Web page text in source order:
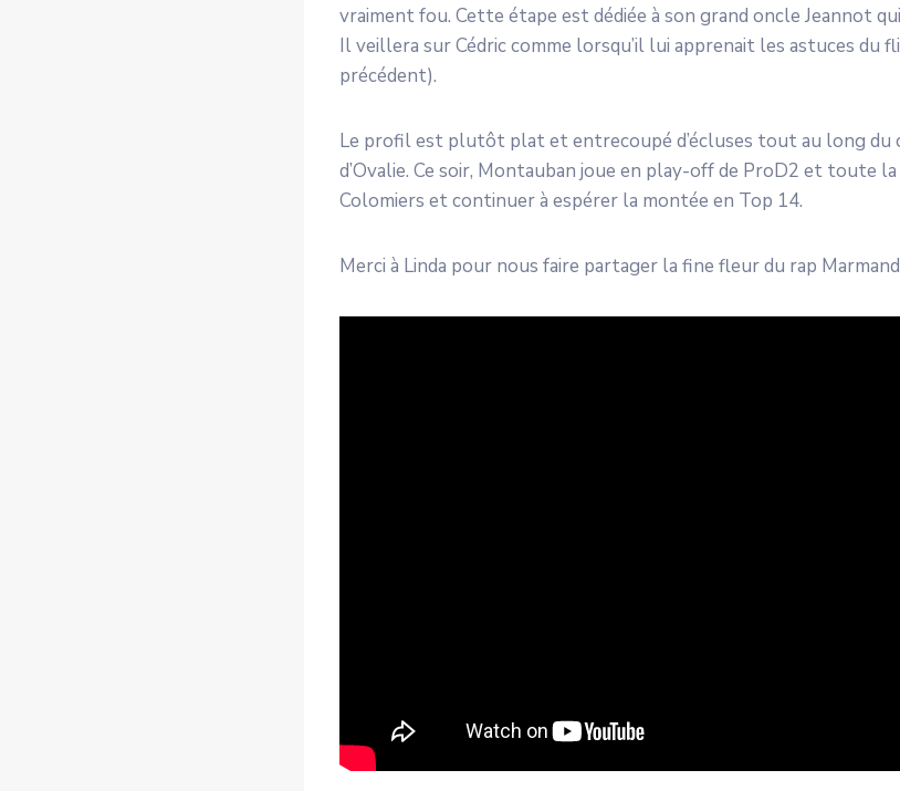
vraiment fou. Cette étape est dédiée à son grand oncle Jeannot
Il veillera sur Cédric comme lorsqu’il lui apprenait les astuces du
précédent).
Le profil est plutôt plat et entrecoupé d’écluses tout au long
d’Ovalie. Ce soir, Montauban joue en play-off de ProD2 et toute
Colomiers et continuer à espérer la montée en Top 14.
Merci à Linda pour nous faire partager la fine fleur du rap